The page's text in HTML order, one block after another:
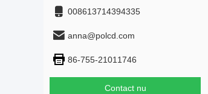
008613714394335
anna@polcd.com
86-755-21011746
Contact nu